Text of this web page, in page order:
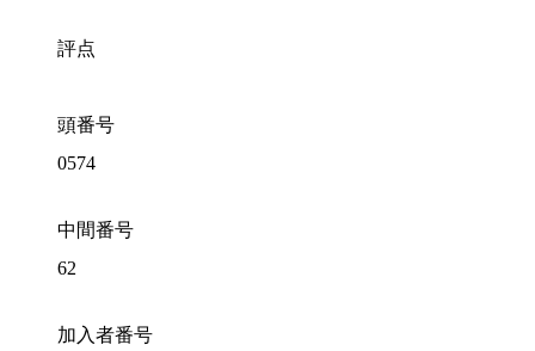
評点
頭番号
0574
中間番号
62
加入者番号